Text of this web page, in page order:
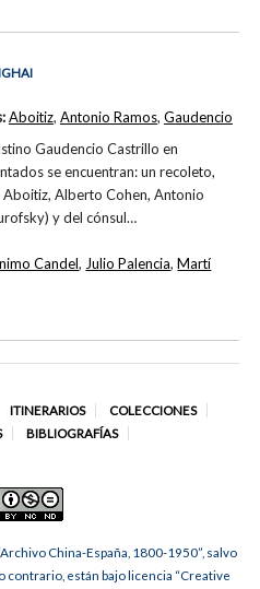
Gaudencio Castrillo en
se encuentran: un recoleto,
Alberto Cohen, Antonio
y del cónsul…
Aboitiz, Antonio Ramos, Gaudencio
Candel, Julio Palencia,Martí
ITINERARIOS
COLECCIONES
BIBLIOGRAFÍAS
China-España, 1800-1950”, salvo
contrario, están bajo licencia “Creative